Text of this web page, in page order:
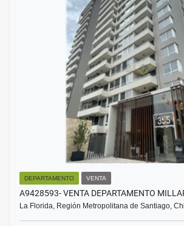
DEPARTAMENTO VENTA
A9428593- VENTA DEPARTAMENTO
La Florida, Región Metropolitana de Santiago,